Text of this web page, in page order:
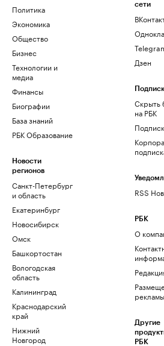
Политика
Экономика
Общество
Бизнес
Технологии и
медиа
Финансы
Биографии
База знаний
РБК Образование
Новости
регионов
Санкт-Петербург
и область
Екатеринбург
Новосибирск
Омск
Башкортостан
Вологодская
область
Калининград
Краснодарский
край
Нижний
Новгород
сети
Дзен
Скрыть
на РБК
RSS
РБК
О
рекламы
Другие
РБК